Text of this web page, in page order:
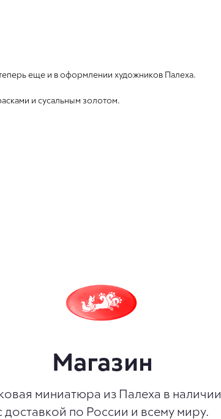
еще и в оформлении художников Палеха.
и сусальным золотом.
Магазин
миниатюра из Палеха в наличии
доставкой по России и всему миру.